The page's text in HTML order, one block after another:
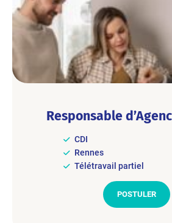
Responsable
CDI
Rennes
Télétravail partiel
POSTULER